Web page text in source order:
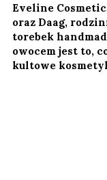
Eveline
oraz Daag,
torebek
owocem jest to,
kultowe